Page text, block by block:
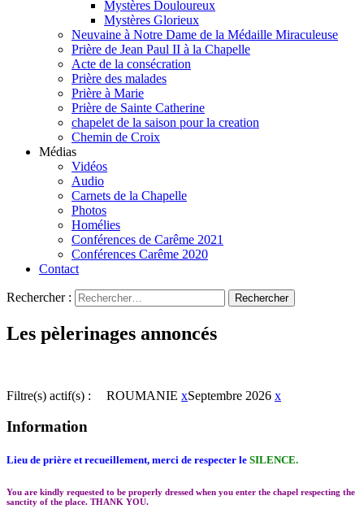
Mystères Douloureux
Mystères Glorieux
Neuvaine à Notre Dame de la Médaille Miraculeuse
Prière de Jean Paul II à la Chapelle
Acte de la consécration
Prière des malades
Prière à Marie
Prière de Sainte Catherine
chapelet de la saison pour la creation
Chemin de Croix
Médias
Vidéos
Audio
Carnets de la Chapelle
Photos
Homélies
Conférences de Carême 2021
Conférences Carême 2020
Contact
Rechercher :
Les pèlerinages annoncés
Filtre(s) actif(s) : ROUMANIE xSeptembre 2026 x
Information
Lieu de prière et recueillement, merci de respecter le SILENCE.
You are kindly requested to be properly dressed when you enter the chapel respecting the
sanctity of the place. THANK YOU.